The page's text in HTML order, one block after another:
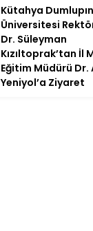
Kütahya
Üniversitesi
Dr. Süleyman
Kızıltoprak’tan İl
Eğitim Müdürü Dr.
Yeniyol’a Ziyaret